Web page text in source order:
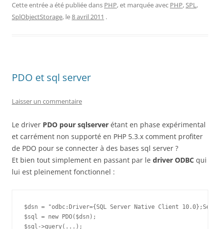
Cette entrée a été publiée dans PHP, et marquée avec PHP,SPL,
SplObjectStorage, le8 avril 2011 .
PDO et sql server
Laisser un commentaire
Le driver PDO pour sqlserver étant en phase expérimental
et carrément non supporté en PHP 5.3.x comment profiter
de PDO pour se connecter à des bases sql server ?
Et bien tout simplement en passant par le driver ODBC qui
lui est pleinement fonctionnel :
$dsn = "odbc:Driver={SQL Server Native Client
$sql = new PDO($dsn);